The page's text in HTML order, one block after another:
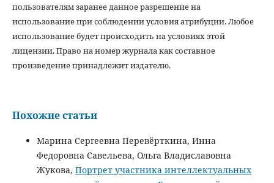
пользователям заранее данное разрешение на
использование при соблюдении условия атрибуции. Любое
использование будет происходить на условиях этой
лицензии. Право на номер журнала как составное
произведение принадлежит издателю.
Похожие статьи
Марина Сергеевна Перевёрткина, Инна
Федоровна Савельева, Ольга Владиславовна
Жукова, Портрет участника интеллектуальных